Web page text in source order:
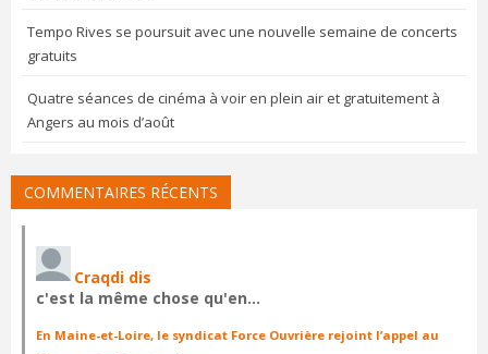
Tempo Rives se poursuit avec une nouvelle semaine de concerts
gratuits
Quatre séances de cinéma à voir en plein air et gratuitement à
Angers au mois d’août
COMMENTAIRES RÉCENTS
Craqdi dis
c'est la même chose qu'en…
En Maine-et-Loire, le syndicat Force Ouvrière rejoint l’appel au